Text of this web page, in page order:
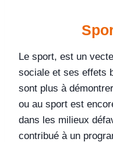
Le sport, est un
sociale et ses effets
sont plus à
ou au sport est
dans les milieux
contribué à un